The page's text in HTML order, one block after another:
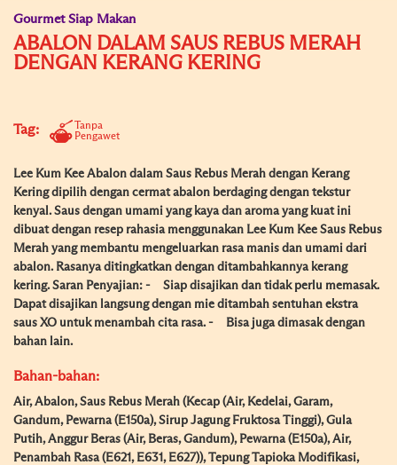
Gourmet Siap Makan
ABALON DALAM SAUS REBUS MERAH
DENGAN KERANG KERING
Tag:
Tanpa
Pengawet
Lee Kum Kee Abalon dalam Saus Rebus Merah dengan Kerang
Kering dipilih dengan cermat abalon berdaging dengan tekstur
kenyal. Saus dengan umami yang kaya dan aroma yang kuat ini
dibuat dengan resep rahasia menggunakan Lee Kum Kee Saus Rebus
Merah yang membantu mengeluarkan rasa manis dan umami dari
abalon. Rasanya ditingkatkan dengan ditambahkannya kerang
kering. Saran Penyajian: - Siap disajikan dan tidak perlu memasak.
Dapat disajikan langsung dengan mie ditambah sentuhan ekstra
saus XO untuk menambah cita rasa. - Bisa juga dimasak dengan
bahan lain.
Bahan-bahan:
Air, Abalon, Saus Rebus Merah (Kecap (Air, Kedelai, Garam,
Gandum, Pewarna (E150a), Sirup Jagung Fruktosa Tinggi), Gula
Putih, Anggur Beras (Air, Beras, Gandum), Pewarna (E150a), Air,
Penambah Rasa (E621, E631, E627)), Tepung Tapioka Modifikasi,